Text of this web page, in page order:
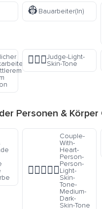
👷Bauarbeiter(In)
🧑🏻‍⚖️Judge-Light-
Skin-Tone
Personen & Körper
🧑🏻‍❤️‍🧑🏾
Couple-
With-
Heart-
Person-
Person-
Light-
Skin-
Tone-
Medium-
Dark-
Skin-Tone